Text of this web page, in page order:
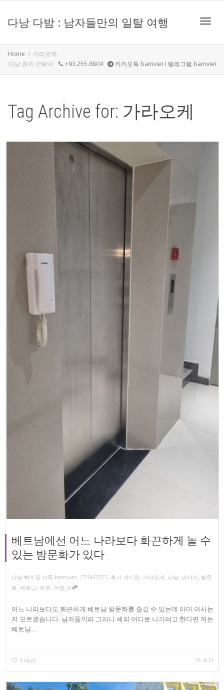
다낭 다밤 : 남자들만의 일탈 여행
Home
가라오케
다낭 현지 연락처
+93.255.8804 카카오톡 bamviet I 텔레그램 bamviet
Tag Archive for: 가라오케
베트남에선 어느 나라보다 화끈하게 놀 수
있는 밤문화가 있다
다낭 박부장 카톡 bamviet, 17/06/2025, 후기 게시판, 가라오케, 다낭, 마사지 , 밤문
화, 베트남, 에코 , 여행, 0
어느 나라보다도 화끈하게 베트남 밤문화를 즐길 수 있는데 아마 아시는
지 모르겠습니다. 남자들끼리 그러니 해외 어디로 나가려고 한다면 저는
베트남...
0 likes 더 보기